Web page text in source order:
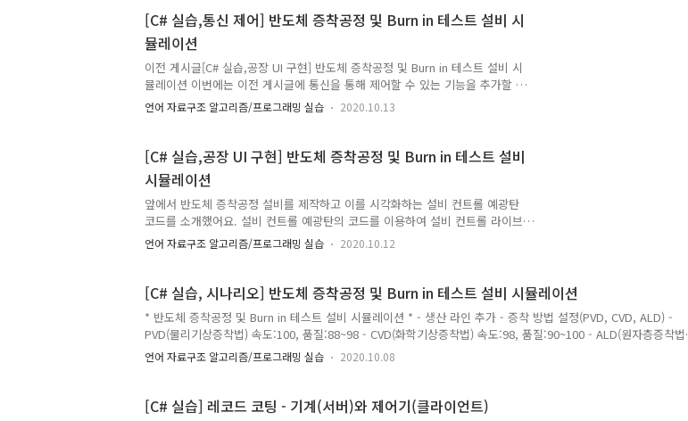
print("입력한 두 수 중에 큰 수는 {0}입니다.".format(num1))#첫..
[C# 실습,통신 제어] 반도체 증착공정 및 Burn in 테스트 설비 시
뮬레이션
이전 게시글[C# 실습,공장 UI 구현] 반도체 증착공정 및 Burn in 테스트 설비 시
뮬레이션 이번에는 이전 게시글에 통신을 통해 제어할 수 있는 기능을 추가할 거
예요. 1. 통신 제어 부분(DPM_SocketLib)은 클래스 라이브러리(.NET
Framework)로 제작합니다. DMP_SocketLib에서는 앞에서 작성한 증착설비
DPM_SocketLib { /// /// 메시지 종류 /// public enum MsgType { /// /// 설비
추가 /// MSG_ADD_MAC=1, /// /// 페이지 추가 /// MSG_ADD_PAG, /// /// 설
비 가동 /// MSG_STA_MAC, /// ///..
언어 자료구조 알고리즘/프로그래밍 실습 2020.10.13
[C# 실습,공장 UI 구현] 반도체 증착공정 및 Burn in 테스트 설비
시뮬레이션
앞에서 반도체 증착공정 설비를 제작하고 이를 시각화하는 설비 컨트롤 예광탄
코드를 소개했어요. 설비 컨트롤 예광탄의 코드를 이용하여 설비 컨트롤 라이브
러리를 만드세요. 이번 코드는 설비와 설비 커트롤 라이브러리를 참조하여 공장
UI에 관한 글입니다. 1. Form1의 이름을 MainForm으로 변경하세요.(파일이름을
가할 설비를 관리할 수 있는 컨트롤을 배치합니다. MainForm.Designer.cs
namespace 증착_및_BurnInTest_공장_시뮬레이션 { partial class MainForm
{ /// /// 필수 디자이너 변수입니다. /// private
System.ComponentModel.ICo..
언어 자료구조 알고리즘/프로그래밍 실습 2020.10.12
[C# 실습, 시나리오] 반도체 증착공정 및 Burn in 테스트 설비 시뮬레이션
* 반도체 증착공정 및 Burn in 테스트 설비 시뮬레이션 * - 생산 라인 추가 - 증착 방법 설정(PVD, CVD, ALD) -
PVD(물리기상증착법) 속도:100, 품질:88~98 - CVD(화학기상증착법) 속도:98, 품질:90~100 - ALD(원자층증착법)
속도:60, 품질:95~100 - 재료 추가 증착 이전 공정까지 진행한 반제품 개수 입력 - 가동 - 생산 라인을 선택 - 가동
멈춤 - 생산 라인을 멈춤 *생산한 제품은 테스트 공정을 수행한다. *설비에서 수행할 수 있는 기능을 원격(설비에
언어 자료구조 알고리즘/프로그래밍 실습 2020.10.08
[C# 실습] 레코드 코팅 - 기계(서버)와 제어기(클라이언트)